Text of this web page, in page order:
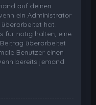
auf deinen
ein Administrator
hat.
für nötig halten, eine
überarbeitet
Benutzer einen
bereits jemand